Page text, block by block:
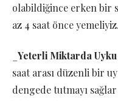
olabildiğince erken bir
az 4 saat önce yemeliyiz.
Yeterli Miktarda
saat arası düzenli bir
dengede tutmayı